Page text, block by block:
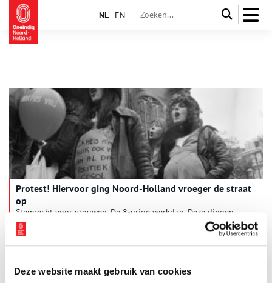
Deze website maakt gebruik van cookies
NL EN
Protest! Hiervoor ging Noord-Holland vroeger de straat
op
Stemrecht voor vrouwen. De 8-urige werkdag. Deze dingen
werden mede mogelijk gemaakt doordat grote groepen
mensen op de been kwamen. Sommige protesten veranderden
de wereld, anderen haalden maar een klein beetje uit. Toch
ons demonstratierecht.